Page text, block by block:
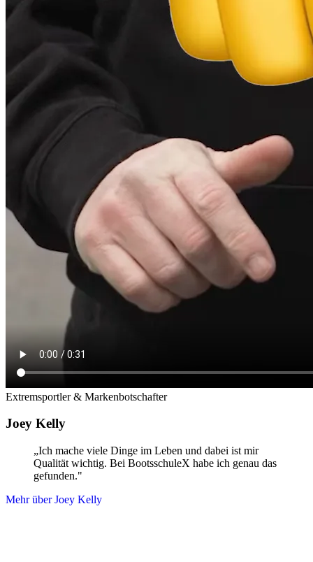
Extremsportler & Markenbotschafter
Joey Kelly
„Ich mache viele Dinge im Leben und dabei ist mir
Qualität wichtig. Bei BootsschuleX habe ich genau das
gefunden."
Mehr über Joey Kelly